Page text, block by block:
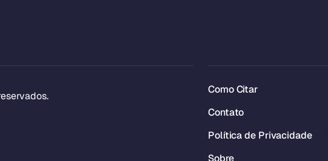
Como Citar
Contato
Política de Privacidade
Sobre